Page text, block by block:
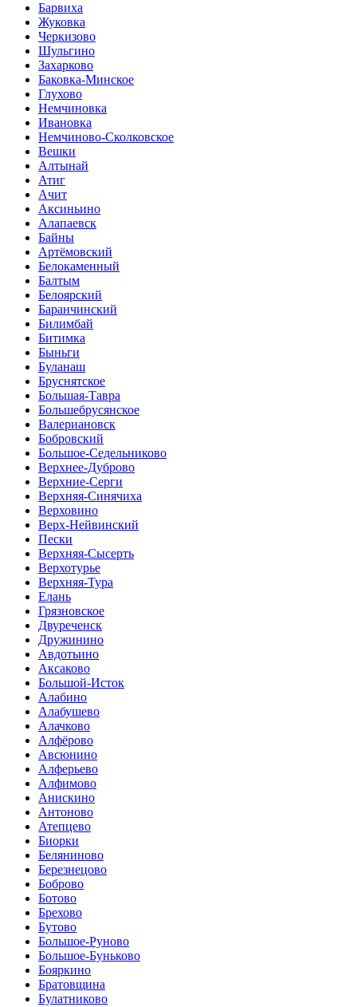
Барвиха
Жуковка
Черкизово
Шульгино
Захарково
Баковка-Минское
Глухово
Немчиновка
Ивановка
Немчиново-Сколковское
Вешки
Алтынай
Атиг
Ачит
Аксиньино
Алапаевск
Байны
Артёмовский
Белокаменный
Балтым
Белоярский
Баранчинский
Билимбай
Битимка
Быньги
Буланаш
Бруснятское
Большая-Тавра
Большебрусянское
Валериановск
Бобровский
Большое-Седельниково
Верхнее-Дуброво
Верхние-Серги
Верхняя-Синячиха
Верховино
Верх-Нейвинский
Пески
Верхняя-Сысерть
Верхотурье
Верхняя-Тура
Елань
Грязновское
Двуреченск
Дружинино
Авдотьино
Аксаково
Большой-Исток
Алабино
Алабушево
Алачково
Алфёрово
Авсюнино
Алферьево
Алфимово
Анискино
Антоново
Атепцево
Биорки
Беляниново
Березнецово
Боброво
Ботово
Брехово
Бутово
Большое-Руново
Большое-Буньково
Бояркино
Братовщина
Булатниково